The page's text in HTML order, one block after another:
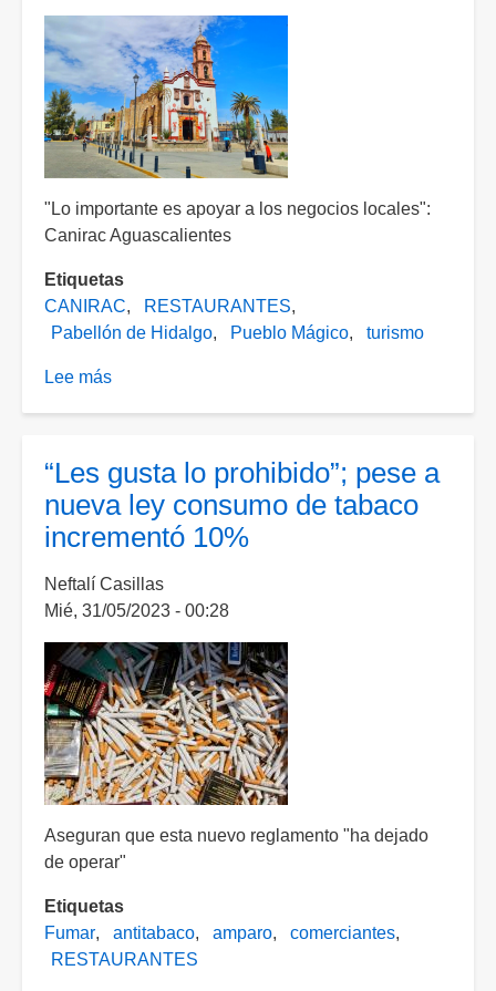
tabaco
"Lo importante es apoyar a los negocios locales":
Canirac Aguascalientes
Etiquetas
CANIRAC
RESTAURANTES
Pabellón de Hidalgo
Pueblo Mágico turismo
Lee más
de
Pabellón
de
abran
sus
propios
restaurantes
“Les gusta lo prohibido”; pese a
nueva ley consumo de tabaco
incrementó 10%
Neftalí Casillas
Mié, 31/05/2023 - 00:28
Aseguran que esta nuevo reglamento "ha dejado
de operar"
Etiquetas
Fumar
antitabaco amparo
comerciantes
RESTAURANTES